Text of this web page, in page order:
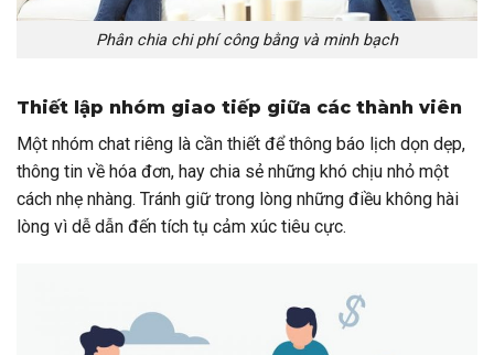
Phân chia chi phí công bằng và minh bạch
Thiết lập nhóm giao tiếp giữa các thành viên
Một nhóm chat riêng là cần thiết để thông báo lịch dọn dẹp,
thông tin về hóa đơn, hay chia sẻ những khó chịu nhỏ một
cách nhẹ nhàng. Tránh giữ trong lòng những điều không hài
lòng vì dễ dẫn đến tích tụ cảm xúc tiêu cực.